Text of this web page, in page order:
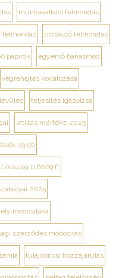
munkavállalói felmondás
felmondás próbaidő felmondás
papírok egyenlő bánásmód
végrehajtás korlátozása
teljesítés igazolása
letiltás mértéke 2025
33 50
összeg 116029 ft
2025
módosítása
szerződés módosítás
tulajdonosi hozzájárulás